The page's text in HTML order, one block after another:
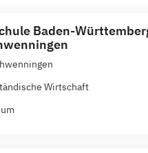
Baden-
Wirtschaft